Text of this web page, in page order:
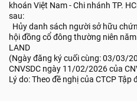
khoán Việt Nam - Chi nhánh TP.
sau:
Hủy danh sách người sở hữu
hội đồng cổ đông thường niên
LAND
(Ngày đăng ký cuối cùng: 03/03/
CNVSDC ngày 11/02/2026 của
Lý do: Theo đề nghị của CTCP Tập